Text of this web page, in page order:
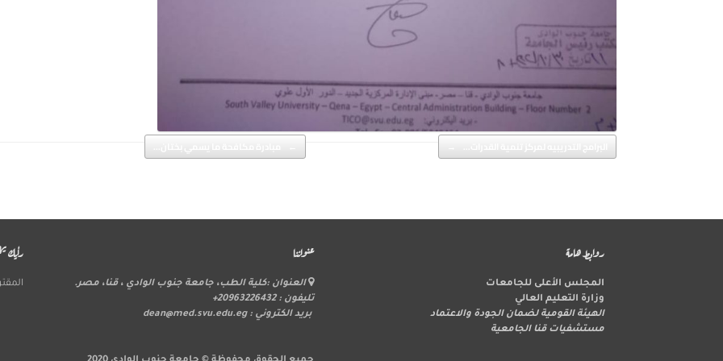
Post navigation
روابط هامة
المجلس الأعلى للجامعات
وزارة التعليم العالي
الهيئة القومية لضمان الجودة والاعتماد
مستشفيات قنا الجامعية
عنواننا
العنوان :كلية الطب، جامعة جنوب الوادي ، قنا، مصر.
تليفون : 20963226432+
بريد الكتروني : dean@med.svu.edu.eg
رأيك